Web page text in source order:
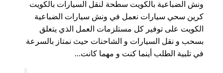
ونش الضباعية بالكويت سطحة لنقل السيارات بالكويت
كرين سحي سيارات نعمل في ونش سيارات الضباعية
الكويت على توفير كل مستلزمات العمل الذي يتعلق
بسحب و نقل السيارات و الشاحنات حيث نمتاز بالسرعة
في تلبية الطلب أينما كنت و مهما كانت…